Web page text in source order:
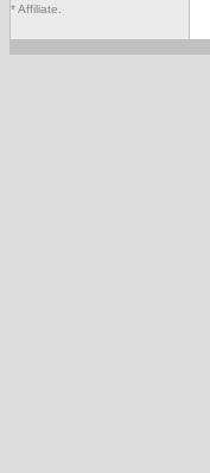
* Affiliate.